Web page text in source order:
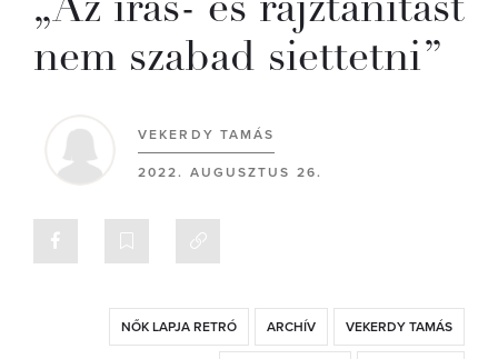
nem szabad siettetni”
VEKERDY TAMÁS
2022. AUGUSZTUS 26.
NŐK LAPJA RETRÓ ARCHÍV VEKERDY TAMÁS